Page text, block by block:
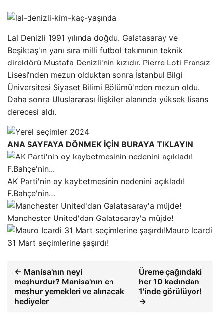
Lal Denizli 1991 yılında doğdu. Galatasaray ve
Beşiktaş'ın yanı sıra milli futbol takımının teknik
direktörü Mustafa Denizli'nin kızıdır. Pierre Loti Fransız
Lisesi'nden mezun olduktan sonra İstanbul Bilgi
Üniversitesi Siyaset Bilimi Bölümü'nden mezun oldu.
Daha sonra Uluslararası İlişkiler alanında yüksek lisans
derecesi aldı.
ANA SAYFAYA DÖNMEK İÇİN BURAYA TIKLAYIN
AK Parti'nin oy kaybetmesinin nedenini açıkladı!
F.Bahçe'nin…
Manchester United'dan Galatasaray'a müjde!
Mauro Icardi
31 Mart seçimlerine şaşırdı!
← Manisa'nın neyi
meşhurdur? Manisa'nın en
meşhur yemekleri ve alınacak
hediyeler
Üreme çağındaki
her 10 kadından
1'inde görülüyor!
→